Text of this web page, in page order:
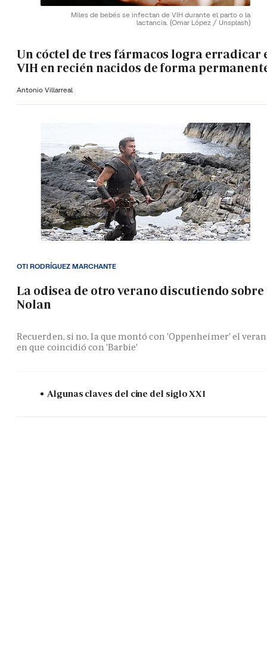
Miles de bebés se infectan de VIH durante el parto o la
lactancia. (Omar López / Unsplash)
Un cóctel de tres fármacos logra erradicar
VIH en recién nacidos de forma
Antonio Villarreal
La odisea de otro verano discutiendo sobre
Nolan
Recuerden, si no, la que montó con 'Oppenheimer' el
en que coincidió con 'Barbie'
OTI RODRÍGUEZ MARCHANTE
Algunas claves del cine del siglo XXI